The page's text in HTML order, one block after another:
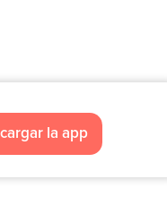
la app